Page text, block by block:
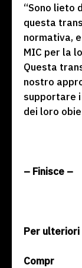
“Sono lieto
questa
normativa,
MIC per la
Questa
nostro
supportare
dei loro
– Finisce –
Per
Compr